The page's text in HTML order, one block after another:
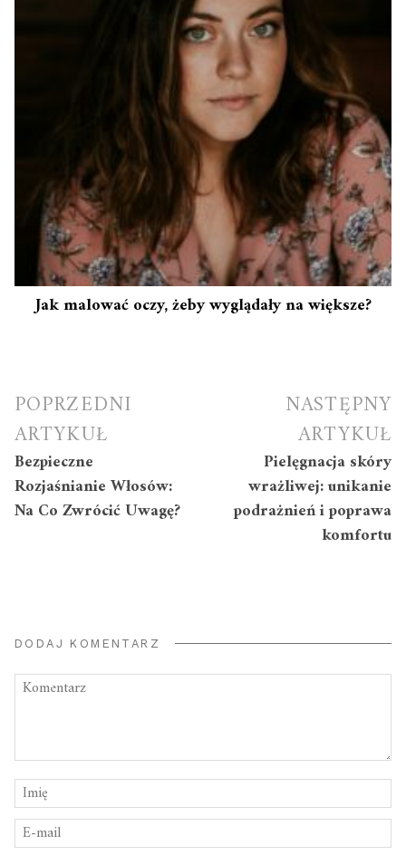
Jak malować oczy, żeby wyglądały na większe?
Nawigacja
wpisu
POPRZEDNI
ARTYKUŁ
Bezpieczne
Rozjaśnianie Włosów:
Na Co Zwrócić Uwagę?
NASTĘPNY
ARTYKUŁ
Pielęgnacja skóry
wrażliwej: unikanie
podrażnień i poprawa
komfortu
DODAJ KOMENTARZ